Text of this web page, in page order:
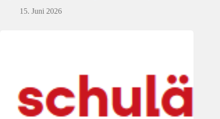
15. Juni 2026